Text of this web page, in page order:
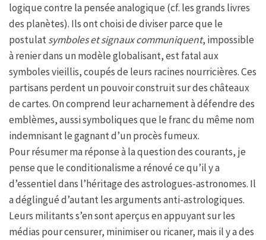
logique contre la pensée analogique (cf. les grands livres
des planètes). Ils ont choisi de diviser parce que le
postulatsymboles et signaux communiquent, impossible
à renier dans un modèle globalisant, est fatal aux
symboles vieillis, coupés de leurs racines nourricières. Ces
partisans perdent un pouvoir construit sur des châteaux
de cartes. On comprend leur acharnement à défendre des
emblèmes, aussi symboliques que le franc du même nom
indemnisant le gagnant d’un procès fumeux.
Pour résumer ma réponse à la question des courants, je
pense que le conditionalisme a rénové ce qu’il y a
d’essentiel dans l’héritage des astrologues-astronomes. Il
a déglingué d’autant les arguments anti-astrologiques.
Leurs militants s’en sont aperçus en appuyant sur les
médias pour censurer, minimiser ou ricaner, mais il y a des